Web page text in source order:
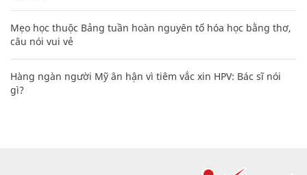
Mẹo học thuộc Bảng tuần hoàn nguyên tố hóa học bằng thơ,
câu nói vui vẻ
Hàng ngàn người Mỹ ân hận vì tiêm vắc xin HPV: Bác sĩ nói
gì?